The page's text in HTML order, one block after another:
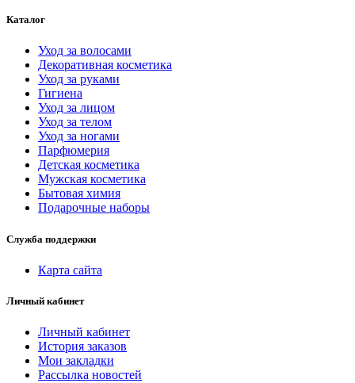
Каталог
Уход за волосами
Декоративная косметика
Уход за руками
Гигиена
Уход за лицом
Уход за телом
Уход за ногами
Парфюмерия
Детская косметика
Мужская косметика
Бытовая химия
Подарочные наборы
Служба поддержки
Карта сайта
Личный кабинет
Личный кабинет
История заказов
Мои закладки
Рассылка новостей